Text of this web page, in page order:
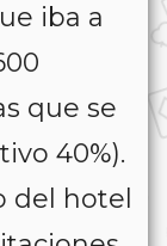
iba a
que se
40%).
del hotel